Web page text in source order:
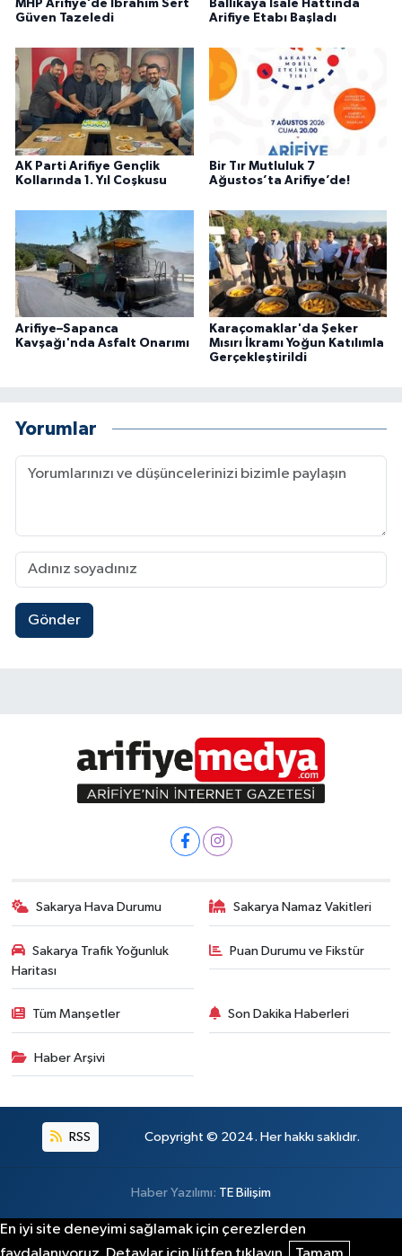
MHP Arifiye’de İbrahim Sert
Güven Tazeledi
Ballıkaya İsale Hattında
Arifiye Etabı Başladı
AK Parti Arifiye Gençlik
Kollarında 1. Yıl Coşkusu
Bir Tır Mutluluk 7
Ağustos’ta Arifiye’de!
Arifiye–Sapanca
Kavşağı'nda Asfalt Onarımı
Karaçomaklar'da Şeker
Mısırı İkramı Yoğun Katılımla
Gerçekleştirildi
Yorumlar
Gönder
Sakarya Hava Durumu Sakarya Namaz Vakitleri
Sakarya Trafik Yoğunluk
Haritası
Puan Durumu ve Fikstür
Tüm Manşetler Son Dakika Haberleri
Haber Arşivi
RSS Copyright © 2024. Her hakkı saklıdır.
Haber Yazılımı: TE Bilişim
En iyi site deneyimi sağlamak için çerezlerden